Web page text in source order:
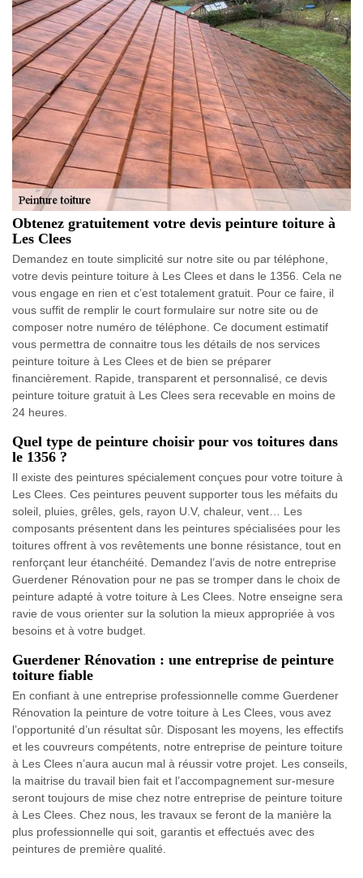
Obtenez gratuitement votre devis peinture toiture à
Les Clees
Demandez en toute simplicité sur notre site ou par téléphone,
votre devis peinture toiture à Les Clees et dans le 1356. Cela ne
vous engage en rien et c’est totalement gratuit. Pour ce faire, il
vous suffit de remplir le court formulaire sur notre site ou de
composer notre numéro de téléphone. Ce document estimatif
vous permettra de connaitre tous les détails de nos services
peinture toiture à Les Clees et de bien se préparer
financièrement. Rapide, transparent et personnalisé, ce devis
peinture toiture gratuit à Les Clees sera recevable en moins de
24 heures.
Quel type de peinture choisir pour vos toitures dans
le 1356 ?
Il existe des peintures spécialement conçues pour votre toiture à
Les Clees. Ces peintures peuvent supporter tous les méfaits du
soleil, pluies, grêles, gels, rayon U.V, chaleur, vent… Les
composants présentent dans les peintures spécialisées pour les
toitures offrent à vos revêtements une bonne résistance, tout en
renforçant leur étanchéité. Demandez l’avis de notre entreprise
Guerdener Rénovation pour ne pas se tromper dans le choix de
peinture adapté à votre toiture à Les Clees. Notre enseigne sera
ravie de vous orienter sur la solution la mieux appropriée à vos
besoins et à votre budget.
Guerdener Rénovation : une entreprise de peinture
toiture fiable
En confiant à une entreprise professionnelle comme Guerdener
Rénovation la peinture de votre toiture à Les Clees, vous avez
l’opportunité d’un résultat sûr. Disposant les moyens, les effectifs
et les couvreurs compétents, notre entreprise de peinture toiture
à Les Clees n’aura aucun mal à réussir votre projet. Les conseils,
la maitrise du travail bien fait et l’accompagnement sur-mesure
seront toujours de mise chez notre entreprise de peinture toiture
à Les Clees. Chez nous, les travaux se feront de la manière la
plus professionnelle qui soit, garantis et effectués avec des
peintures de première qualité.